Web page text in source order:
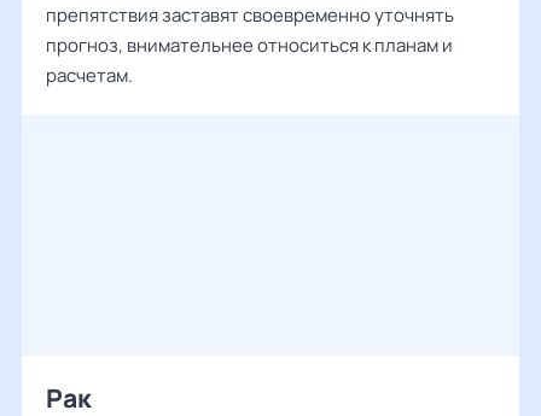
препятствия заставят своевременно уточнять
прогноз, внимательнее относиться к планам и
расчетам.
Рак